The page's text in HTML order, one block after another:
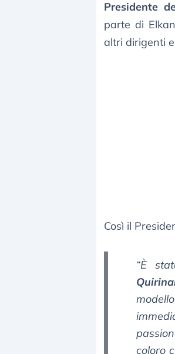
Presidente
parte di
altri dirigenti
Così il
“È
coloro